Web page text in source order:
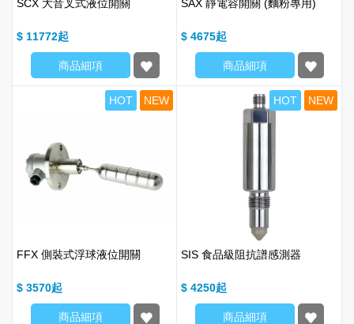
SCX 大音叉式液位開關
$ 11772
商品細項
SAX 靜電容開關 (麵粉專用)
$ 4675
商品細項
HOT NEW
FFX 側裝式浮球液位開關
$ 3570
商品細項
HOT NEW
SIS 食品級阻抗譜感測器
$ 4250
商品細項